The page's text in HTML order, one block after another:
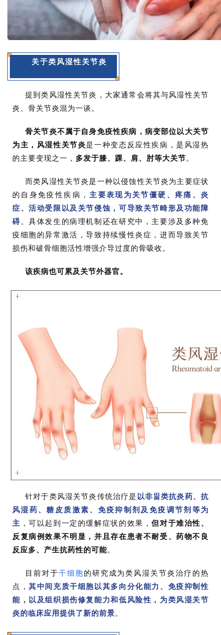
关于类风湿性关节炎
提到类风湿性关节炎，大家通常会将其与风湿性关节
炎、骨关节炎混为一谈。
骨关节炎不属于自身免疫性疾病，病变部位以大关节
为主，风湿性关节炎是一种变态反应性疾病，是风湿热
的主要变现之一， 多发于膝、踝、肩、肘等大关节。
而类风湿性关节炎是一种以侵蚀性关节炎为主要症状
的自身免疫性疾病，主要表现为关节僵硬、疼痛、炎
症、活动受限以及关节侵蚀，可导致关节畸形及功能障
碍。具体发生的病理机制还在研究中，主要涉及多种免
疫细胞的异常激活，导致持续慢性炎症，进而导致关节
损伤和破骨细胞活性增强介导过度的骨吸收。
该疾病也可累及关节外器官。
针对于类风湿关节炎传统治疗是 以非甾类抗炎药、抗
风湿药、糖皮质激素、免疫抑制剂及免疫调节剂等为
主 ，可以起到一定的缓解症状的效果，但对于难治性、
反复病例效果不明显，并且存在患者不耐受、药物不良
反应多、产生抗药性的可能。
目前对于干细胞的研究成为类风湿关节炎治疗的热
点，其中间充质干细胞以其多向分化能力、免疫抑制性
能，以及组织损伤修复能力和低风险性，为类风湿关节
炎的临床应用提供了新的前景。